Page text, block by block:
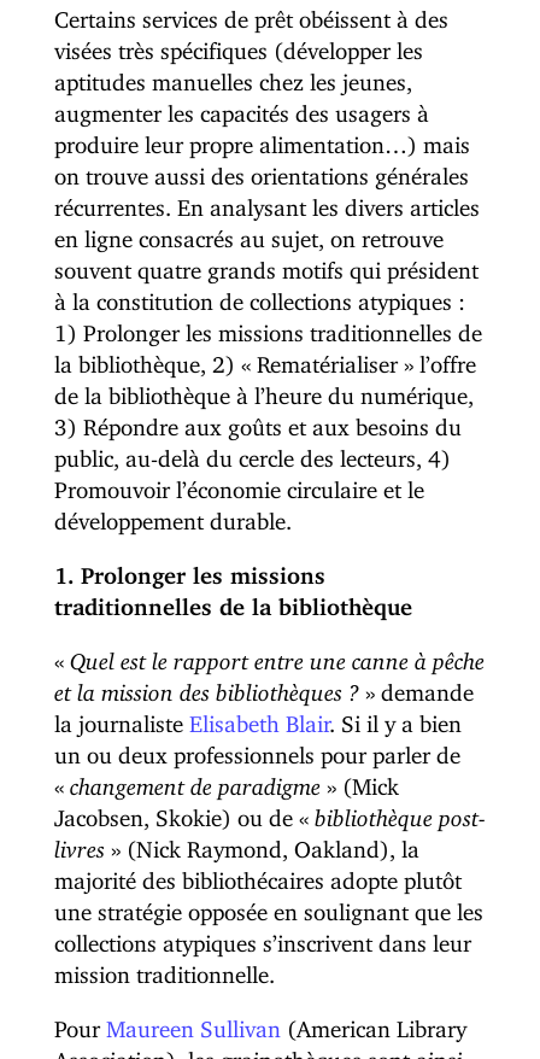
Certains services de prêt obéissent à des
visées très spécifiques (développer les
aptitudes manuelles chez les jeunes,
augmenter les capacités des usagers à
produire leur propre alimentation…) mais
on trouve aussi des orientations générales
récurrentes. En analysant les divers articles
en ligne consacrés au sujet, on retrouve
souvent quatre grands motifs qui président
à la constitution de collections atypiques :
1) Prolonger les missions traditionnelles de
la bibliothèque, 2) « Rematérialiser » l’offre
de la bibliothèque à l’heure du numérique,
3) Répondre aux goûts et aux besoins du
public, au-delà du cercle des lecteurs, 4)
Promouvoir l’économie circulaire et le
développement durable.
1. Prolonger les missions
traditionnelles de la bibliothèque
Quel est le rapport entre une canne à pêche
et la mission des bibliothèques ?» demande
la journaliste Elisabeth Blair. Si il y a bien
un ou deux professionnels pour parler de
changement de paradigme » (Mick
Jacobsen, Skokie) ou de « bibliothèque post-
livres » (Nick Raymond, Oakland), la
majorité des bibliothécaires adopte plutôt
une stratégie opposée en soulignant que les
collections atypiques s’inscrivent dans leur
mission traditionnelle.
Pour Maureen Sullivan (American Library
Association), les grainothèques sont ainsi